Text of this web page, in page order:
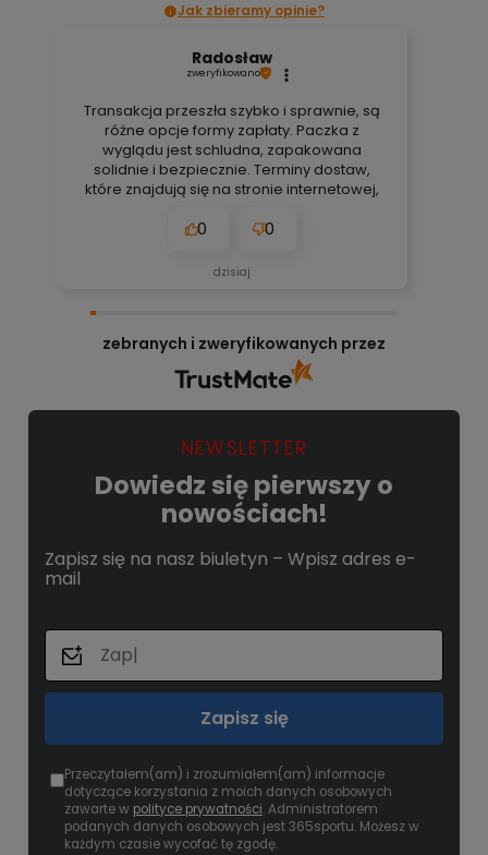
Jak zbieramy opinie?
Radosław
zweryfikowano
Transakcja przeszła szybko i sprawnie, są
różne opcje formy zapłaty. Paczka z
wyglądu jest schludna, zapakowana
solidnie i bezpiecznie. Terminy dostaw,
które znajdują się na stronie internetowej,
nie zawiodłem, wyjątkowo rzetelna firma.
0 0
dzisiaj
zebranych i zweryfikowanych przez
NEWSLETTER
Dowiedz się pierwszy o
nowościach!
Zapisz się na nasz biuletyn – Wpisz adres e-
mail
Zapisz się
Przeczytałem(am) i zrozumiałem(am) informacje
dotyczące korzystania z moich danych osobowych
zawarte w polityce prywatności. Administratorem
podanych danych osobowych jest 365sportu. Możesz w
każdym czasie wycofać tę zgodę.